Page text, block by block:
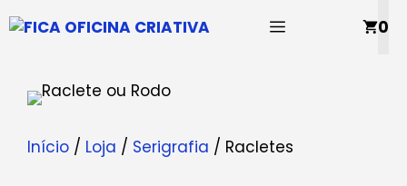
para
MENU 0
Início / Loja / Serigrafia / Racletes